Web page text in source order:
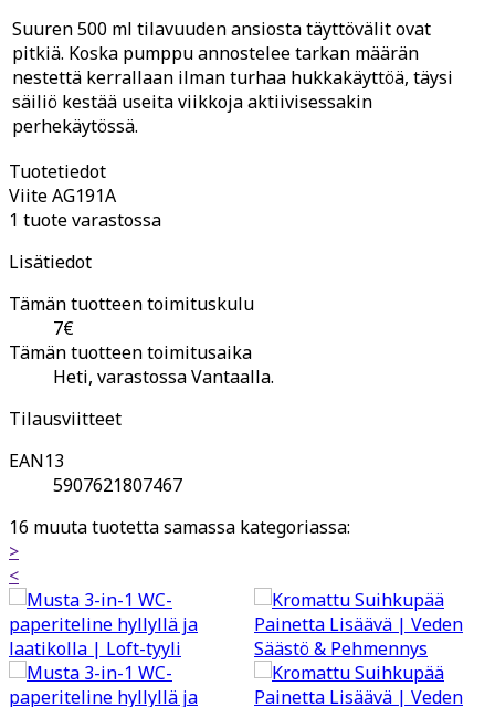
Suuren 500 ml tilavuuden ansiosta täyttövälit ovat
pitkiä. Koska pumppu annostelee tarkan määrän
nestettä kerrallaan ilman turhaa hukkakäyttöä, täysi
säiliö kestää useita viikkoja aktiivisessakin
perhekäytössä.
Tuotetiedot
ViiteAG191A
1 tuote varastossa
Lisätiedot
Tämän tuotteen toimituskulu
7€
Tämän tuotteen toimitusaika
Heti, varastossa Vantaalla.
Tilausviitteet
EAN13
5907621807467
16 muuta tuotetta samassa kategoriassa:
>
<